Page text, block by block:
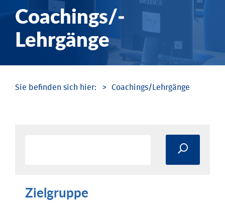
Coachings/­
Lehrgänge
Coachings/­Lehrgänge
Zielgruppe